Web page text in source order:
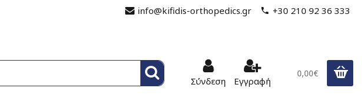
info@kifidis-orthopedics.gr +30 210 92 36 333
Σύνδεση Εγγραφή
0,00€